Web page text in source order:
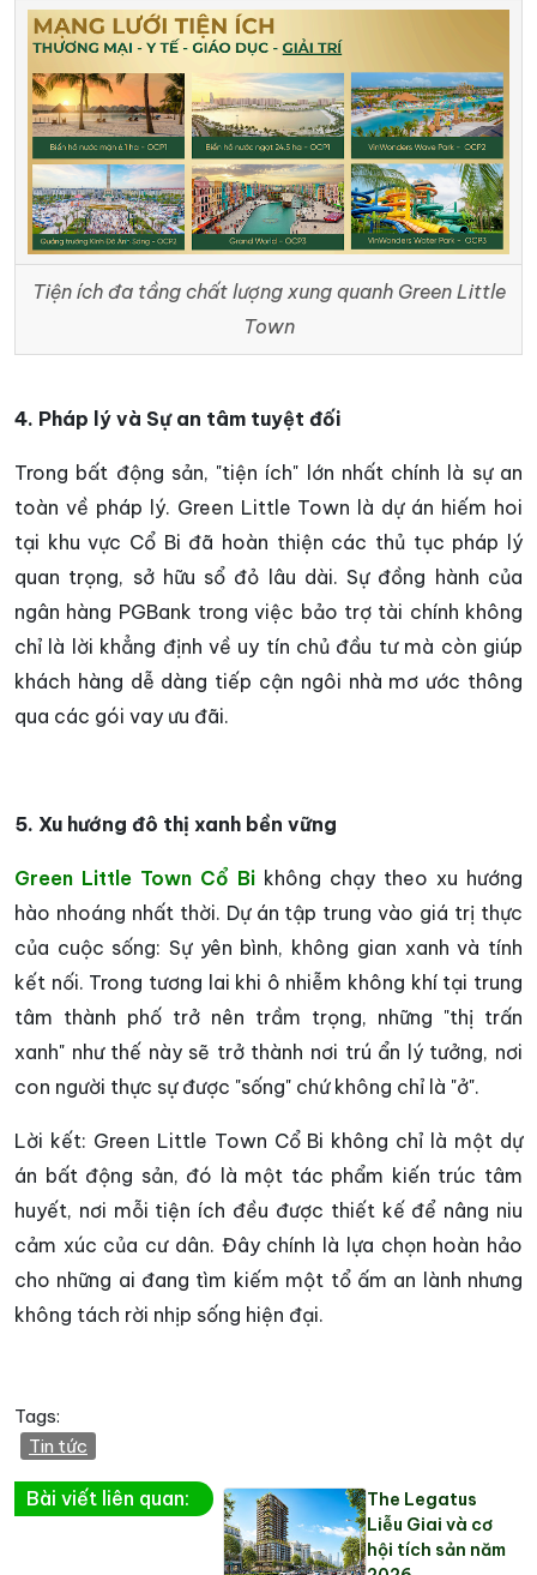
Tiện ích đa tầng chất lượng xung quanh Green Little
Town
4. Pháp lý và Sự an tâm tuyệt đối
Trong bất động sản, "tiện ích" lớn nhất chính là sự an
toàn về pháp lý. Green Little Town là dự án hiếm hoi
tại khu vực Cổ Bi đã hoàn thiện các thủ tục pháp lý
quan trọng, sở hữu sổ đỏ lâu dài. Sự đồng hành của
ngân hàng PGBank trong việc bảo trợ tài chính không
chỉ là lời khẳng định về uy tín chủ đầu tư mà còn giúp
khách hàng dễ dàng tiếp cận ngôi nhà mơ ước thông
qua các gói vay ưu đãi.
5. Xu hướng đô thị xanh bền vững
Green Little Town Cổ Bi không chạy theo xu hướng
hào nhoáng nhất thời. Dự án tập trung vào giá trị thực
của cuộc sống: Sự yên bình, không gian xanh và tính
kết nối. Trong tương lai khi ô nhiễm không khí tại trung
tâm thành phố trở nên trầm trọng, những "thị trấn
xanh" như thế này sẽ trở thành nơi trú ẩn lý tưởng, nơi
con người thực sự được "sống" chứ không chỉ là "ở".
Lời kết: Green Little Town Cổ Bi không chỉ là một dự
án bất động sản, đó là một tác phẩm kiến trúc tâm
huyết, nơi mỗi tiện ích đều được thiết kế để nâng niu
cảm xúc của cư dân. Đây chính là lựa chọn hoàn hảo
cho những ai đang tìm kiếm một tổ ấm an lành nhưng
không tách rời nhịp sống hiện đại.
Tags:
Tin tức
Bài viết liên quan:
The Legatus
Liễu Giai và cơ
hội tích sản năm